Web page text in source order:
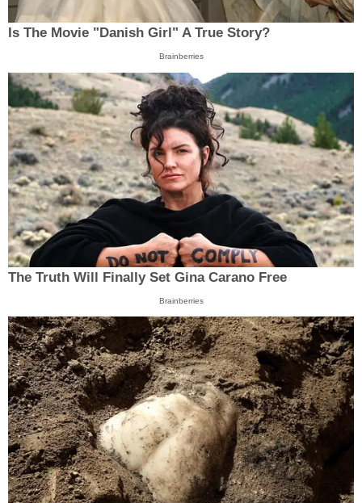
Is The Movie "Danish Girl" A True Story?
Brainberries
The Truth Will Finally Set Gina Carano Free
Brainberries